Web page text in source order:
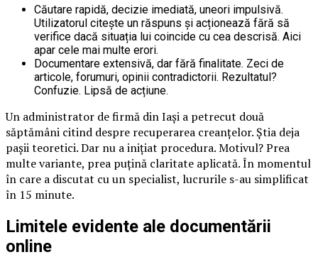
Căutare rapidă, decizie imediată, uneori impulsivă.
Utilizatorul citește un răspuns și acționează fără să
verifice dacă situația lui coincide cu cea descrisă. Aici
apar cele mai multe erori.
Documentare extensivă, dar fără finalitate. Zeci de
articole, forumuri, opinii contradictorii. Rezultatul?
Confuzie. Lipsă de acțiune.
Un administrator de firmă din Iași a petrecut două
săptămâni citind despre recuperarea creanțelor. Știa deja
pașii teoretici. Dar nu a inițiat procedura. Motivul? Prea
multe variante, prea puțină claritate aplicată. În momentul
în care a discutat cu un specialist, lucrurile s-au simplificat
în 15 minute.
Limitele evidente ale documentării
online